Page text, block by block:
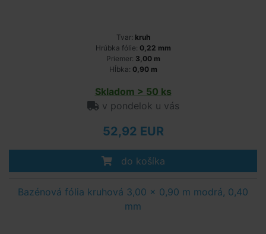
Tvar: kruh
Hrúbka fólie: 0,22 mm
Priemer: 3,00 m
Hĺbka: 0,90 m
Skladom > 50 ks
v pondelok u vás
52,92 EUR
do košíka
Bazénová fólia kruhová 3,00 x 0,90 m modrá, 0,40
mm